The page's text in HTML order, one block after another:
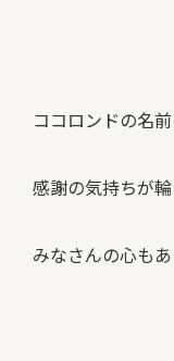
ココロンドの名
感謝の気持ちが
みなさんの心も